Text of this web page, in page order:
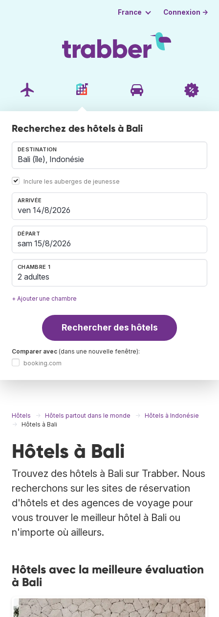
France Connexion →
Recherchez des hôtels à Bali
DESTINATION
Inclure les auberges de jeunesse
ARRIVÉE
DÉPART
CHAMBRE 1
2 adultes
+ Ajouter une chambre
Rechercher des hôtels
Comparer avec (dans une nouvelle fenêtre):
booking.com
Hôtels Hôtels partout dans le monde
Hôtels à Indonésie
Hôtels à Bali
Hôtels à Bali
Trouvez des hôtels à Bali sur Trabber. Nous
recherchons sur les sites de réservation
d'hôtels et des agences de voyage pour
vous trouver le meilleur hôtel à Bali ou
n'importe où ailleurs.
Hôtels avec la meilleure évaluation
à Bali